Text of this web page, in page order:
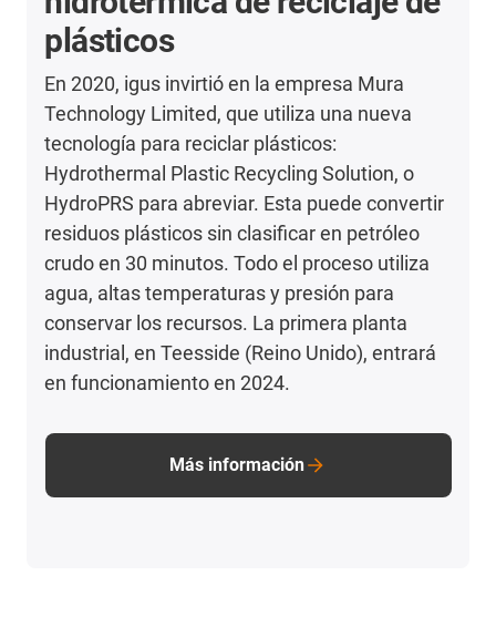
plásticos
En 2020, igus invirtió en la empresa Mura
Technology Limited, que utiliza una nueva
tecnología para reciclar plásticos:
Hydrothermal Plastic Recycling Solution, o
HydroPRS para abreviar. Esta puede convertir
residuos plásticos sin clasificar en petróleo
crudo en 30 minutos. Todo el proceso utiliza
agua, altas temperaturas y presión para
conservar los recursos. La primera planta
industrial, en Teesside (Reino Unido), entrará
en funcionamiento en 2024.
Más información